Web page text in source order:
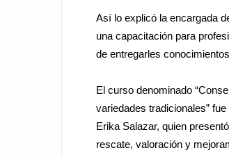
Así lo explicó la encargada
una capacitación para
de entregarles
El curso denominado
variedades tradicionales”
Erika Salazar, quien
rescate, valoración y